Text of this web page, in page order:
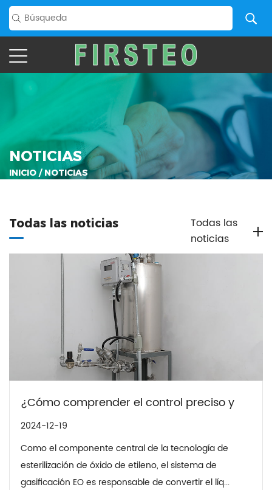
NOTICIAS
INICIO / NOTICIAS
Todas las noticias
Todas las
noticias
¿Cómo comprender el control preciso y
las ventajas múltiples del sistema de
gasificación EO en la esterilización de
óxido de etileno?
2024-12-19
Como el componente central de la tecnología de
esterilización de óxido de etileno, el sistema de
gasificación EO es responsable de convertir el líq...